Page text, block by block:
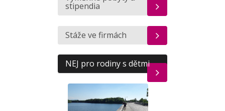
stipendia
Stáže ve firmách
NEJ pro rodiny s dětmi